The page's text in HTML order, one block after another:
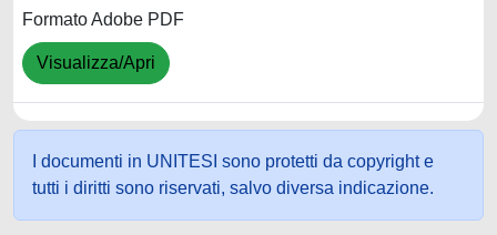
Formato Adobe PDF
Visualizza/Apri
I documenti in UNITESI sono protetti da copyright e
tutti i diritti sono riservati, salvo diversa indicazione.